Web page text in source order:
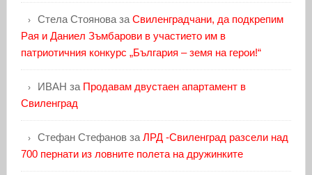
Стела Стояноваза Свиленградчани, да подкрепим
Рая и Даниел Зъмбарови в участието им в
патриотичния конкурс „България – земя на герои!“
ИВАН за Продавам двустаен апартамент в
Свиленград
Стефан Стефановза ЛРД -Свиленград разсели над
700 пернати из ловните полета на дружинките